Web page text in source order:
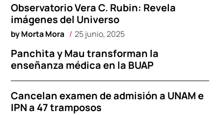
Observatorio Vera C. Rubin: Revela
imágenes del Universo
byMorta Mora 25 junio, 2025
Panchita y Mau transforman la
enseñanza médica en la BUAP
Cancelan examen de admisión a UNAM e
IPN a 47 tramposos